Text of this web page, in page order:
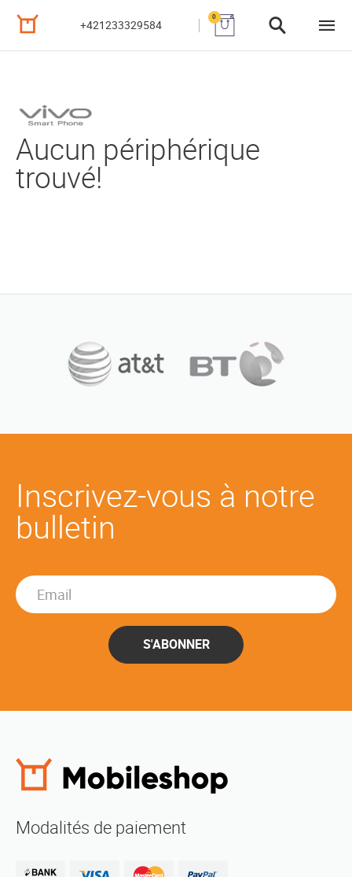
+421233329584
0
Aucun périphérique
trouvé!
Inscrivez-vous à notre
bulletin
S'ABONNER
Modalités de paiement